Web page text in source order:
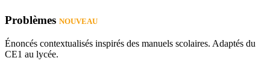
Problèmes NOUVEAU
Énoncés contextualisés inspirés des manuels scolaires. Adaptés du
CE1 au lycée.